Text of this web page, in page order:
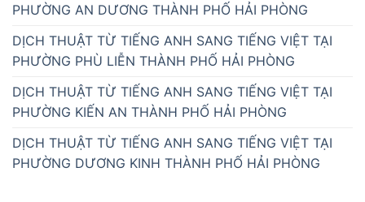
PHƯỜNG AN DƯƠNG THÀNH PHỐ HẢI PHÒNG
DỊCH THUẬT TỪ TIẾNG ANH SANG TIẾNG VIỆT TẠI
PHƯỜNG PHÙ LIỄN THÀNH PHỐ HẢI PHÒNG
DỊCH THUẬT TỪ TIẾNG ANH SANG TIẾNG VIỆT TẠI
PHƯỜNG KIẾN AN THÀNH PHỐ HẢI PHÒNG
DỊCH THUẬT TỪ TIẾNG ANH SANG TIẾNG VIỆT TẠI
PHƯỜNG DƯƠNG KINH THÀNH PHỐ HẢI PHÒNG